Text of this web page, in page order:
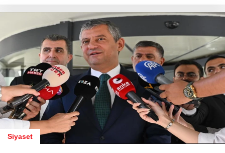
Siyaset